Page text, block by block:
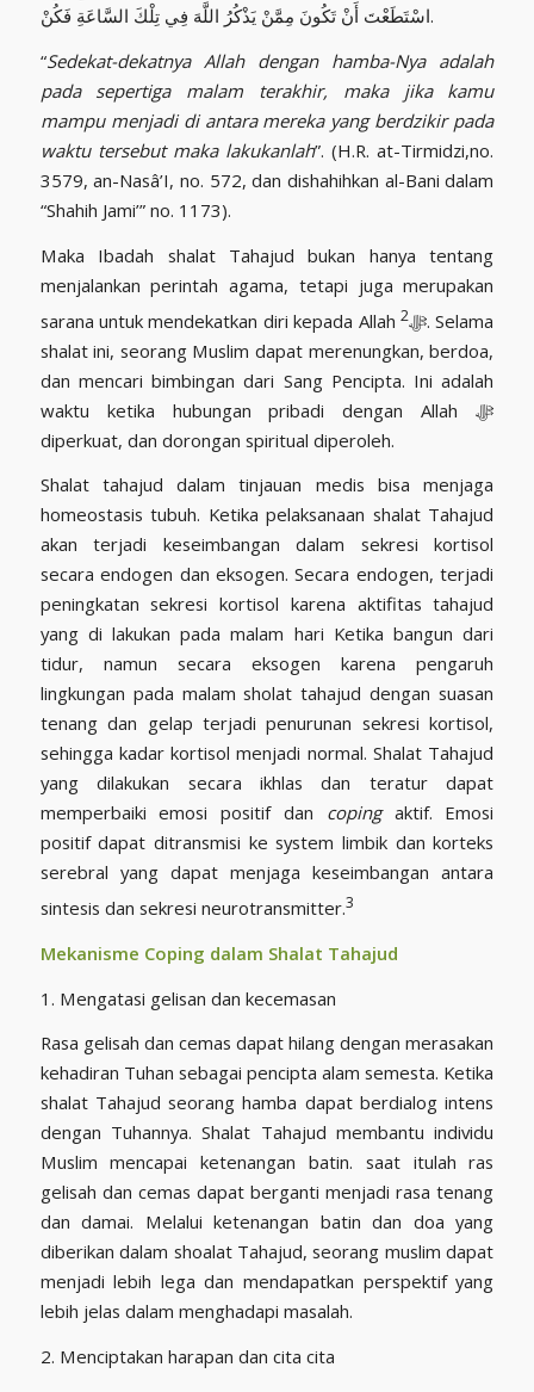
اسْتَطَعْتَ أَنْ تَكُونَ مِمَّنْ يَذْكُرُ اللَّهَ فِي تِلْكَ السَّاعَةِ فَكُنْ.
“Sedekat-dekatnya Allah dengan hamba-Nya adalah
pada sepertiga malam terakhir, maka jika kamu
mampu menjadi di antara mereka yang berdzikir pada
waktu tersebut maka lakukanlah”. (H.R. at-Tirmidzi,no.
3579, an-Nasâ’I, no. 572, dan dishahihkan al-Bani dalam
“Shahih Jami’” no. 1173).
Maka Ibadah shalat Tahajud bukan hanya tentang
menjalankan perintah agama, tetapi juga merupakan
sarana untuk mendekatkan diri kepada Allah ﷻ2
. Selama
shalat ini, seorang Muslim dapat merenungkan, berdoa,
dan mencari bimbingan dari Sang Pencipta. Ini adalah
waktu ketika hubungan pribadi dengan Allah ﷻ
diperkuat, dan dorongan spiritual diperoleh.
Shalat tahajud dalam tinjauan medis bisa menjaga
homeostasis tubuh. Ketika pelaksanaan shalat Tahajud
akan terjadi keseimbangan dalam sekresi kortisol
secara endogen dan eksogen. Secara endogen, terjadi
peningkatan sekresi kortisol karena aktifitas tahajud
yang di lakukan pada malam hari Ketika bangun dari
tidur, namun secara eksogen karena pengaruh
lingkungan pada malam sholat tahajud dengan suasan
tenang dan gelap terjadi penurunan sekresi kortisol,
sehingga kadar kortisol menjadi normal. Shalat Tahajud
yang dilakukan secara ikhlas dan teratur dapat
memperbaiki emosi positif dan copingaktif. Emosi
positif dapat ditransmisi ke system limbik dan korteks
serebral yang dapat menjaga keseimbangan antara
sintesis dan sekresi neurotransmitter.3
Mekanisme Coping dalam Shalat Tahajud
1. Mengatasi gelisan dan kecemasan
Rasa gelisah dan cemas dapat hilang dengan merasakan
kehadiran Tuhan sebagai pencipta alam semesta. Ketika
shalat Tahajud seorang hamba dapat berdialog intens
dengan Tuhannya. Shalat Tahajud membantu individu
Muslim mencapai ketenangan batin. saat itulah ras
gelisah dan cemas dapat berganti menjadi rasa tenang
dan damai. Melalui ketenangan batin dan doa yang
diberikan dalam shoalat Tahajud, seorang muslim dapat
menjadi lebih lega dan mendapatkan perspektif yang
lebih jelas dalam menghadapi masalah.
2. Menciptakan harapan dan cita cita